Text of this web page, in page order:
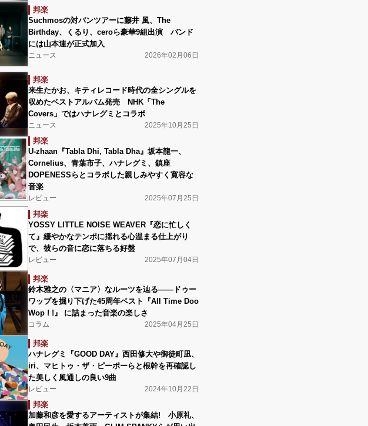
邦楽
Suchmosの対バンツアーに藤井 風、The
Birthday、くるり、ceroら豪華9組出演 バンド
には山本連が正式加入
ニュース 2026年02月06日
邦楽
来生たかお、キティレコード時代の全シングルを
収めたベストアルバム発売 NHK「The
Covers」ではハナレグミとコラボ
ニュース 2025年10月25日
邦楽
U-zhaan『Tabla Dhi, Tabla Dha』坂本龍一、
Cornelius、青葉市子、ハナレグミ、鎮座
DOPENESSらとコラボした親しみやすく寛容な
音楽
レビュー 2025年07月25日
邦楽
YOSSY LITTLE NOISE WEAVER『恋に忙しく
て』緩やかなテンポに揺れる心温まる仕上がり
で、彼らの音に恋に落ちる好盤
レビュー 2025年07月04日
邦楽
鈴木雅之の〈マニア〉なルーツを辿る――ドゥー
ワップを掘り下げた45周年ベスト『All Time Doo
Wop ! !』 に詰まった音楽の楽しさ
コラム 2025年04月25日
邦楽
ハナレグミ『GOOD DAY』西田修大や御徒町凪、
iri、マヒトゥ・ザ・ピーポーらと根幹を再確認し
た美しく風通しの良い9曲
レビュー 2024年10月22日
邦楽
加藤和彦を愛するアーティストが集結! 小原礼、